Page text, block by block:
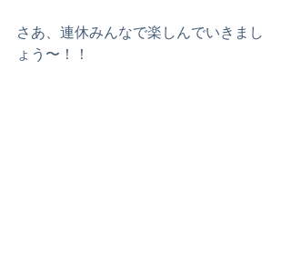
さあ、連休みんなで楽しんでいきまし
ょう〜！！